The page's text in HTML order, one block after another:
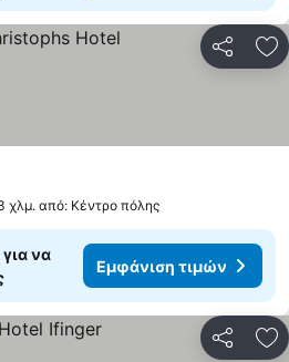
χλμ. από: Κέντρο πόλης
να
Εμφάνιση τιμών